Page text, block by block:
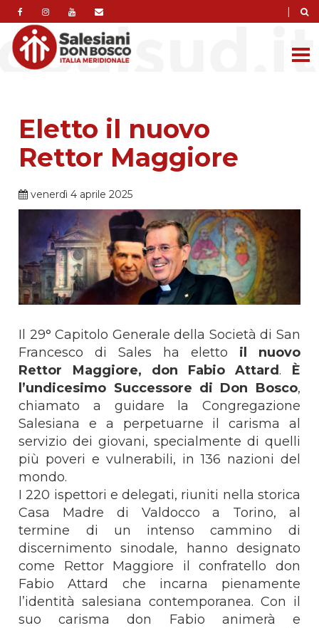
|
Eletto il nuovo
Rettor Maggiore
venerdì 4 aprile 2025
Il 29° Capitolo Generale della Società di San
Francesco di Sales ha eletto
il nuovo
Rettor Maggiore, don Fabio Attard. È
l’undicesimo Successore di Don Bosco,
chiamato a guidare la Congregazione
Salesiana e a perpetuarne il carisma al
servizio dei giovani, specialmente di quelli
più poveri e vulnerabili, in 136 nazioni del
mondo.
I 220 ispettori e delegati, riuniti nella storica
Casa Madre di Valdocco a Torino, al
termine di un intenso cammino di
discernimento sinodale, hanno designato
come Rettor Maggiore il confratello don
Fabio Attard che incarna pienamente
l’identità salesiana contemporanea. Con il
suo carisma don Fabio animerà e